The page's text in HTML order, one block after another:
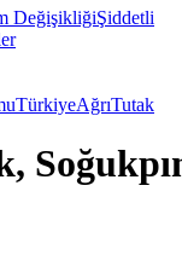
DeğişikliğiŞiddetli
TürkiyeAğrıTutak